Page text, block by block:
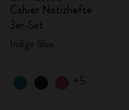
Cahier Notizhefte
3er-Set
+5